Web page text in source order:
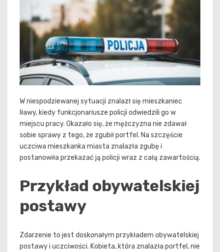
W niespodziewanej sytuacji znalazł się mieszkaniec
Iławy, kiedy funkcjonariusze policji odwiedzili go w
miejscu pracy. Okazało się, że mężczyzna nie zdawał
sobie sprawy z tego, że zgubił portfel. Na szczęście
uczciwa mieszkanka miasta znalazła zgubę i
postanowiła przekazać ją policji wraz z całą zawartością.
Przykład obywatelskiej
postawy
Zdarzenie to jest doskonałym przykładem obywatelskiej
postawy i uczciwości. Kobieta, która znalazła portfel, nie